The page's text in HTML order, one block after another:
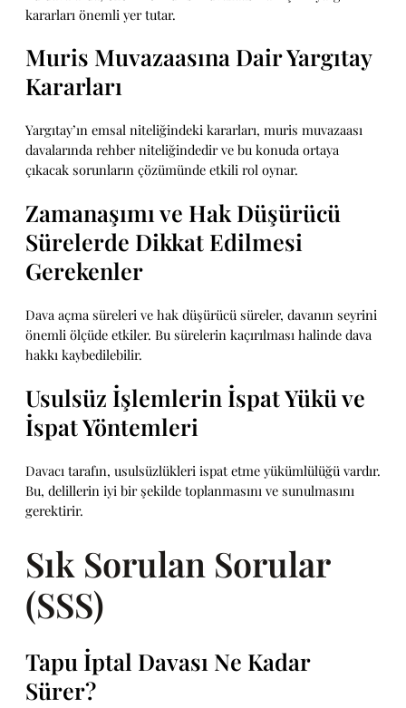
kararları önemli yer tutar.
Muris Muvazaasına Dair Yargıtay
Kararları
Yargıtay’ın emsal niteliğindeki kararları, muris muvazaası
davalarında rehber niteliğindedir ve bu konuda ortaya
çıkacak sorunların çözümünde etkili rol oynar.
Zamanaşımı ve Hak Düşürücü
Sürelerde Dikkat Edilmesi
Gerekenler
Dava açma süreleri ve hak düşürücü süreler, davanın seyrini
önemli ölçüde etkiler. Bu sürelerin kaçırılması halinde dava
hakkı kaybedilebilir.
Usulsüz İşlemlerin İspat Yükü ve
İspat Yöntemleri
Davacı tarafın, usulsüzlükleri ispat etme yükümlülüğü vardır.
Bu, delillerin iyi bir şekilde toplanmasını ve sunulmasını
gerektirir.
Sık Sorulan Sorular
(SSS)
Tapu İptal Davası Ne Kadar
Sürer?